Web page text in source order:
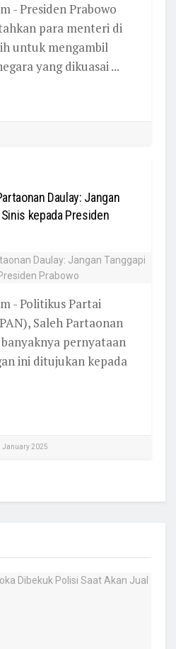
- Presiden Prabowo
para menteri di
untuk mengambil
yang dikuasai ...
Daulay: Jangan
kepada Presiden
- Politikus Partai
Saleh Partaonan
pernyataan
ini ditujukan kepada
January 2025